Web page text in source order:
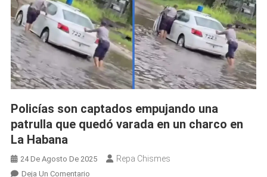
Policías son captados empujando una
patrulla que quedó varada en un charco en
La Habana
24 De Agosto De 2025 Repa Chismes
Deja Un ComentarioEn